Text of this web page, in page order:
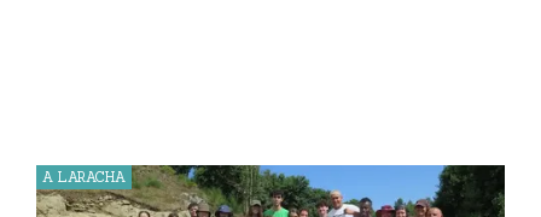
A LARACHA